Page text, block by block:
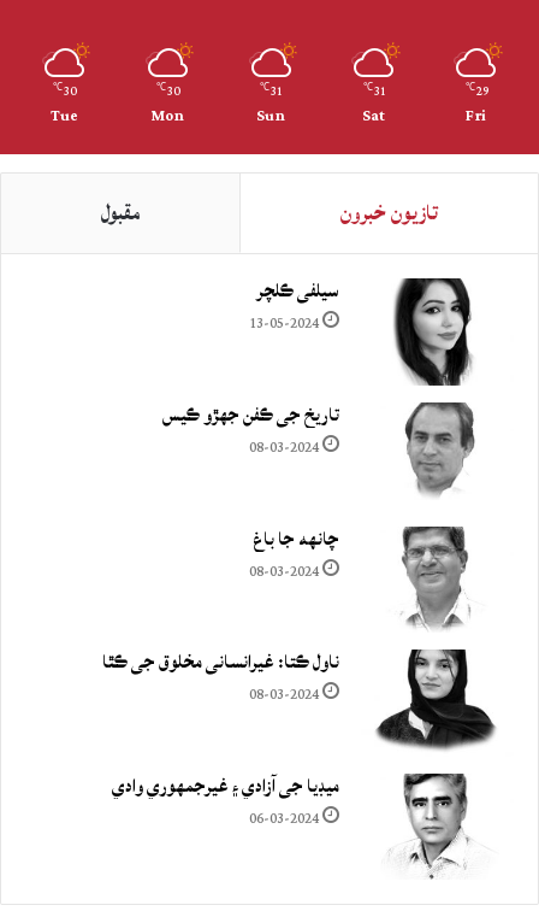
29
℃
Fri
31
℃
Sat
31
℃
Sun
30
℃
Mon
30
℃
Tue
تازيون خبرون مقبول
سيلفي ڪلچر
13-05-2024
تاريخ جي ڪفن جھڙو ڪيس
08-03-2024
چانهه جا باغ
08-03-2024
ناول ڪتا: غيرانساني مخلوق جي ڪٿا
08-03-2024
ميڊيا جي آزادي ۽ غيرجمھوري وادي
06-03-2024